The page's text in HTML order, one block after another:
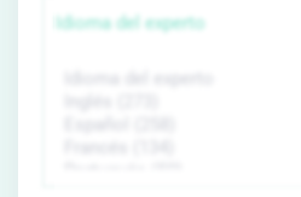
Idioma del experto